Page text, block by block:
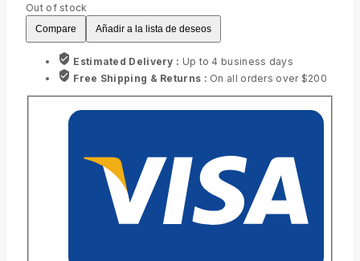
Out of stock
Compare Añadir a la lista de deseos
Estimated Delivery : Up to 4 business days
Free Shipping & Returns : On all orders over $200